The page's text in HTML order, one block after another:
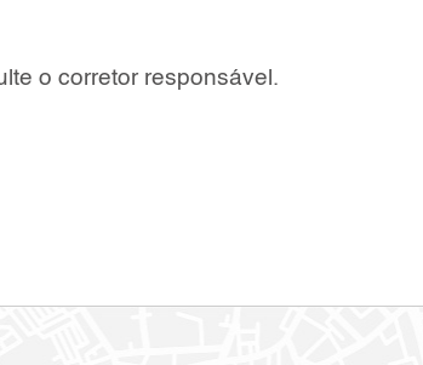
o corretor responsável.